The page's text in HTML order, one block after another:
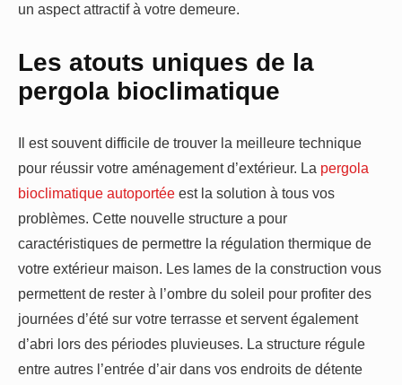
un aspect attractif à votre demeure.
Les atouts uniques de la
pergola bioclimatique
Il est souvent difficile de trouver la meilleure technique
pour réussir votre aménagement d’extérieur. La pergola
bioclimatique autoportée est la solution à tous vos
problèmes. Cette nouvelle structure a pour
caractéristiques de permettre la régulation thermique de
votre extérieur maison. Les lames de la construction vous
permettent de rester à l’ombre du soleil pour profiter des
journées d’été sur votre terrasse et servent également
d’abri lors des périodes pluvieuses. La structure régule
entre autres l’entrée d’air dans vos endroits de détente